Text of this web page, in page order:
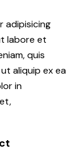
adipisicing
labore et
quis
aliquip ex ea
in